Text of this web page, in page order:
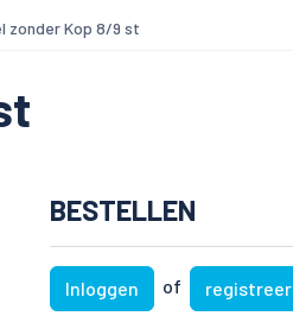
zonder Kop 8/9 st
BESTELLEN
Inloggen of registreer